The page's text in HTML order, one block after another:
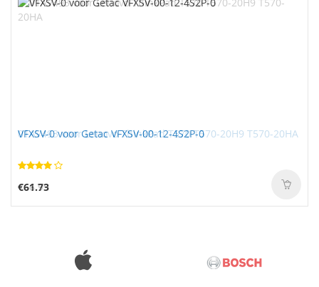
VFXSV-0 voor Getac VFXSV-00-12-4S2P-0
€61.73